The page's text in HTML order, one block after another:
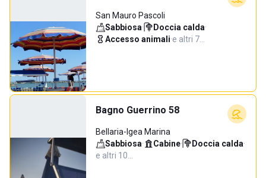
San Mauro Pascoli
Sabbiosa· Doccia calda·
Accesso animali·e altri 7…
Bagno Guerrino 58
Bellaria-Igea Marina
Sabbiosa· Cabine· Doccia calda·
e altri 10…